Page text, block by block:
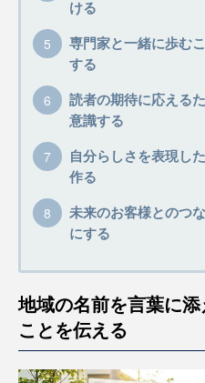
ける
専門家と一緒に歩む
する
読者の期待に応える
意識する
自分らしさを表現し
作る
未来のお客様とのつ
にする
地域の名前を言葉に
ことを伝える